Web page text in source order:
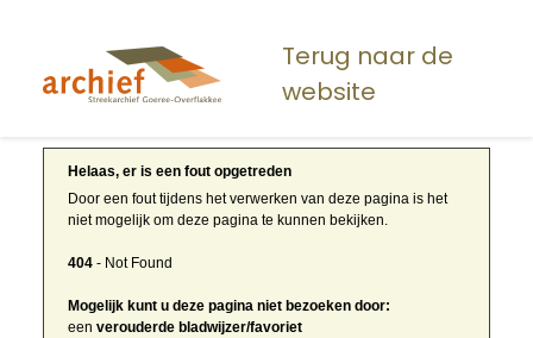
naar
Terug naar de
website
Helaas, er is een fout opgetreden
Door een fout tijdens het verwerken van deze pagina is het
niet mogelijk om deze pagina te kunnen bekijken.
404- Not Found
Mogelijk kunt u deze pagina niet bezoeken door:
een verouderde bladwijzer/favoriet